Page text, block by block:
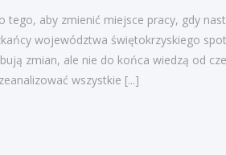
tego, aby zmienić miejsce pracy, gdy
województwa świętokrzyskiego
zmian, ale nie do końca wiedzą od
wszystkie [...]